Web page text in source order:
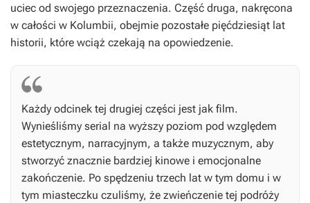
uciec od swojego przeznaczenia. Część druga, nakręcona
w całości w Kolumbii, obejmie pozostałe pięćdziesiąt lat
historii, które wciąż czekają na opowiedzenie.
Każdy odcinek tej drugiej części jest jak film.
Wynieśliśmy serial na wyższy poziom pod względem
estetycznym, narracyjnym, a także muzycznym, aby
stworzyć znacznie bardziej kinowe i emocjonalne
zakończenie. Po spędzeniu trzech lat w tym domu i w
tym miasteczku czuliśmy, że zwieńczenie tej podróży